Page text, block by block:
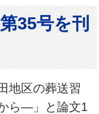
35号を刊
地区の葬送習
ら―」と論文1